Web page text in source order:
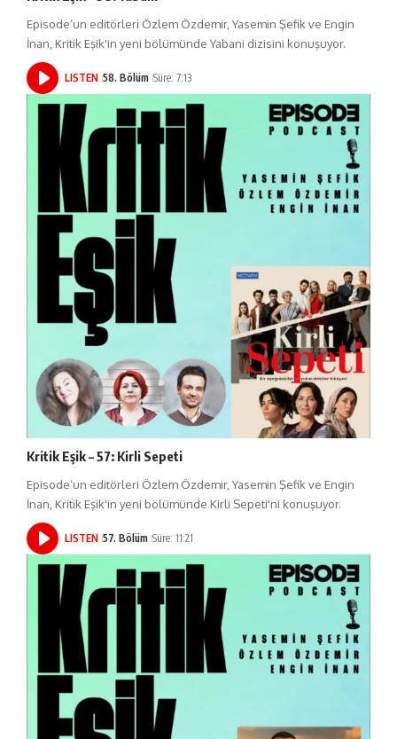
Episode’un editörleri Özlem Özdemir, Yasemin Şefik ve Engin
İnan, Kritik Eşik'in yeni bölümünde Yabani dizisini konuşuyor.
LISTEN 58. Bölüm Süre: 7:13
Kritik Eşik – 57: Kirli Sepeti
Episode’un editörleri Özlem Özdemir, Yasemin Şefik ve Engin
İnan, Kritik Eşik'in yeni bölümünde Kirli Sepeti'ni konuşuyor.
LISTEN 57. Bölüm Süre: 11:21